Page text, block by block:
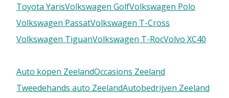
Toyota YarisVolkswagen GolfVolkswagen Polo
Volkswagen PassatVolkswagen T-Cross
Volkswagen TiguanVolkswagen T-RocVolvo XC40
Auto kopen ZeelandOccasions Zeeland
Tweedehands auto ZeelandAutobedrijven Zeeland